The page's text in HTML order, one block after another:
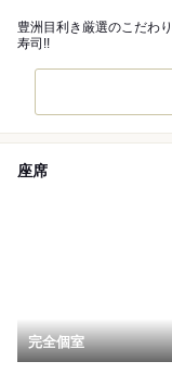
豊洲目利き厳選のこだわり
寿司!!
座席
完全個室